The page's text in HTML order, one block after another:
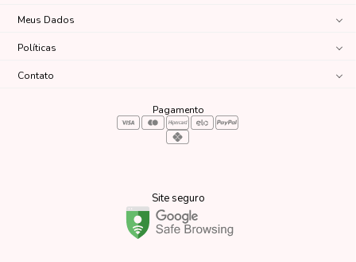
Meus Dados
Políticas
Contato
Pagamento
Site seguro